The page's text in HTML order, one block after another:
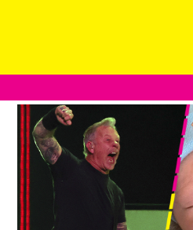
Skip
to
content